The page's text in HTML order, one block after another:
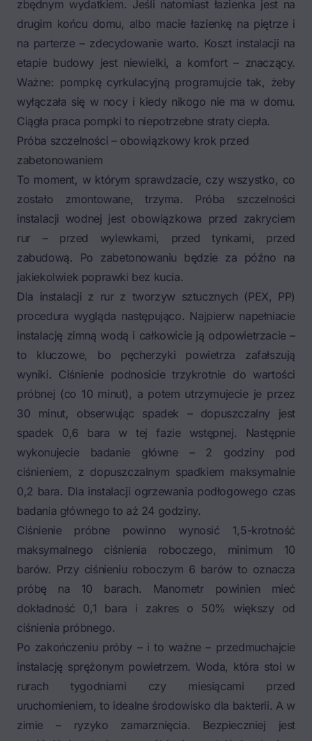
zbędnym wydatkiem. Jeśli natomiast łazienka jest na
drugim końcu domu, albo macie łazienkę na piętrze i
na parterze – zdecydowanie warto. Koszt instalacji na
etapie budowy jest niewielki, a komfort – znaczący.
Ważne: pompkę cyrkulacyjną programujcie tak, żeby
wyłączała się w nocy i kiedy nikogo nie ma w domu.
Ciągła praca pompki to niepotrzebne straty ciepła.
Próba szczelności – obowiązkowy krok przed
zabetonowaniem
To moment, w którym sprawdzacie, czy wszystko, co
zostało zmontowane, trzyma. Próba szczelności
instalacji wodnej jest obowiązkowa przed zakryciem
rur – przed wylewkami, przed tynkami, przed
zabudową. Po zabetonowaniu będzie za późno na
jakiekolwiek poprawki bez kucia.
Dla instalacji z rur z tworzyw sztucznych (PEX, PP)
procedura wygląda następująco. Najpierw napełniacie
instalację zimną wodą i całkowicie ją odpowietrzacie –
to kluczowe, bo pęcherzyki powietrza zafałszują
wyniki. Ciśnienie podnosicie trzykrotnie do wartości
próbnej (co 10 minut), a potem utrzymujecie je przez
30 minut, obserwując spadek – dopuszczalny jest
spadek 0,6 bara w tej fazie wstępnej. Następnie
wykonujecie badanie główne – 2 godziny pod
ciśnieniem, z dopuszczalnym spadkiem maksymalnie
0,2 bara. Dla instalacji ogrzewania podłogowego czas
badania głównego to aż 24 godziny.
Ciśnienie próbne powinno wynosić 1,5-krotność
maksymalnego ciśnienia roboczego, minimum 10
barów. Przy ciśnieniu roboczym 6 barów to oznacza
próbę na 10 barach. Manometr powinien mieć
dokładność 0,1 bara i zakres o 50% większy od
ciśnienia próbnego.
Po zakończeniu próby – i to ważne – przedmuchajcie
instalację sprężonym powietrzem. Woda, która stoi w
rurach tygodniami czy miesiącami przed
uruchomieniem, to idealne środowisko dla bakterii. A w
zimie – ryzyko zamarznięcia. Bezpieczniej jest